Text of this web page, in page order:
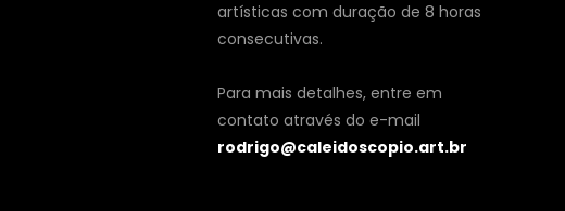
artísticas com duração de 8 horas
consecutivas.
Para mais detalhes, entre em
contato através do e-mail
rodrigo@caleidoscopio.art.br